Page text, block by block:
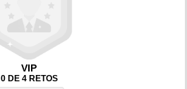
VIP
0 DE 4 RETOS